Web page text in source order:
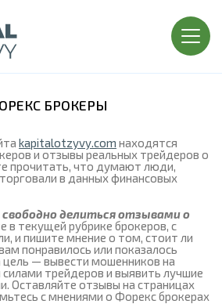
БРОКЕРЫ
kapitalotzyvy.com находятся
и отзывы реальных трейдеров о
прочитать, что думают люди,
в данных финансовых
свободно делиться отзывами о
в текущей рубрике брокеров, с
и пишите мнение о том, стоит ли
понравилось или показалось
— вывести мошенников на
трейдеров и выявить лучшие
Оставляйте отзывы на страницах
с мнениями о Форекс брокерах